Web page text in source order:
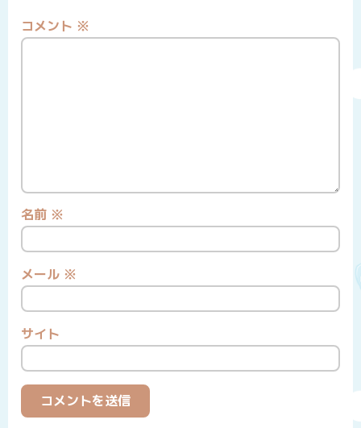
コメント ※
名前 ※
メール ※
サイト